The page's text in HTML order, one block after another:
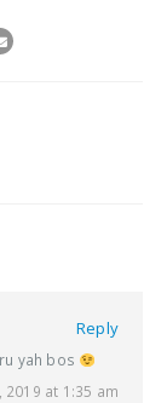
Reply
yah bos
at 1:35 am